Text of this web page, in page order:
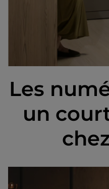
Les
un